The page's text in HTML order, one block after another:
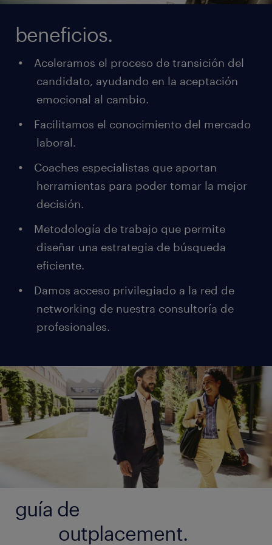
beneficios.
Aceleramos el proceso de transición del
candidato, ayudando en la aceptación
emocional al cambio.
Facilitamos el conocimiento del mercado
laboral.
Coaches especialistas que aportan
herramientas para poder tomar la mejor
decisión.
Metodología de trabajo que permite
diseñar una estrategia de búsqueda
eficiente.
Damos acceso privilegiado a la red de
networking de nuestra consultoría de
profesionales.
guía de
outplacement.